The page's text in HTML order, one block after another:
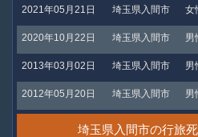
2021年05月21日 埼玉県入間市 女
2020年10月22日 埼玉県入間市 男
2013年03月02日 埼玉県入間市 男
2012年05月20日 埼玉県入間市 男
埼玉県入間市の行旅